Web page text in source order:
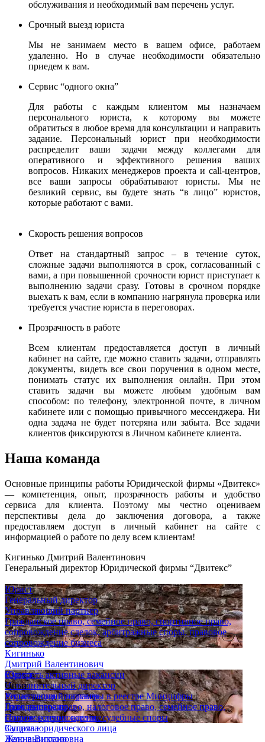
обслуживания и необходимый вам перечень услуг.
Срочный выезд юриста
Мы не занимаем место в вашем офисе, работаем
удаленно. Но в случае необходимости обязательно
приедем к вам.
Сервис “одного окна”
Для работы с каждым клиентом мы назначаем
персонального юриста, к которому вы можете
обратиться в любое время для консультации и направить
задание. Персональный юрист при необходимости
распределит ваши задачи между коллегами для
оперативного и эффективного решения ваших
вопросов. Никаких менеджеров проекта и call-центров,
все ваши запросы обрабатывают юристы. Мы не
безликий сервис, вы будете знать “в лицо” юристов,
которые работают с вами.
Скорость решения вопросов
Ответ на стандартный запрос – в течение суток,
сложные задачи выполняются в срок, согласованный с
вами, а при повышенной срочности юрист приступает к
выполнению задачи сразу. Готовы в срочном порядке
выехать к вам, если в компанию нагрянула проверка или
требуется участие юриста в переговорах.
Прозрачность в работе
Всем клиентам предоставляется доступ в личный
кабинет на сайте, где можно ставить задачи, отправлять
документы, видеть все свои поручения в одном месте,
понимать статус их выполнения онлайн. При этом
ставить задачи вы можете любым удобным вам
способом: по телефону, электронной почте, в личном
кабинете или с помощью привычного мессенджера. Ни
одна задача не будет потеряна или забыта. Все задачи
клиентов фиксируются в Личном кабинете клиента.
Наша команда
Основные принципы работы Юридической фирмы «Двитекс»
— компетенция, опыт, прозрачность работы и удобство
сервиса для клиента. Поэтому мы честно оцениваем
перспективы дела до заключения договора, а также
предоставляем доступ в личный кабинет на сайте с
информацией о работе по делу всем клиентам!
Кигинько Дмитрий Валентинович
Генеральный директор Юридической фирмы “Двитекс”
Юрист
Генеральный директор
Управляющий партнер
Гражданское право, семейное право, спортивное право,
сопровождение сделок, арбитражные споры, правовое
сопровождение бизнеса
Кигинько
Дмитрий Валентинович
Юрист
Исполнительный директор
Управляющий партнер
Гражданское право, налоговое право, семейное право,
сопровождение сделок, судебные споры
Супряга
Жанна Викторовна
Смотреть активные вакансии
Опыт
Регистрация программы в реестре Минцифры
Дело выиграно
Полное сопровождение
Защита юридического лица
Дело выиграно